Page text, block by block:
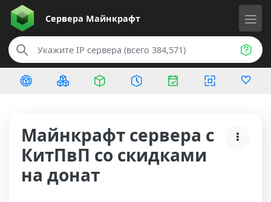
Сервера Майнкрафт
Майнкрафт сервера с
КитПвП со скидками
на донат